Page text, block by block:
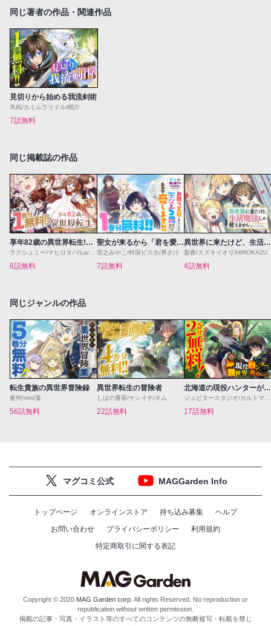
同じ著者の作品・関連作品
見切りから始める我流剣術
氷純/カミムラリドル/眠介
7話無料
同じ掲載誌の作品
享年82歳の異世界転生!?〜ハズレ属性でも、スキルだけで無双します〜
6話無料
聖女が来るから「君を愛することはない」と言われたのでお飾り王妃に徹していたら、聖女が5歳だったので全力で愛します!!
宮之みやこ/桛深ビスホ/界さけ
7話無料
異世界に来たけど、生活魔法しか使えません THE COMIC
梨香/スズキイオリ/HIROKAZU
4話無料
同じジャンルの作品
転生貴族の異世界冒険録
夜州/nini/藻
56話無料
異世界転生の冒険者
しばの番茶/ケンイチ/ネム
22話無料
北海道の現役ハンターが異世界に放り込まれてみた 〜エルフ嫁と巡る異世界狩猟ライフ〜
17話無料
マグコミ公式 MAGGarden Info
トップページ オンラインストア 持ち込み募集
ヘルプ
お問い合わせ
プライバシーポリシー
利用規約
特定商取引に関する表記
Copyright © 2020 MAG Garden corp. All rights Reserved. No reproduction or
republication without written permission.
掲載の記事・写真・イラスト等のすべてのコンテンツの無断複写・転載を禁じ